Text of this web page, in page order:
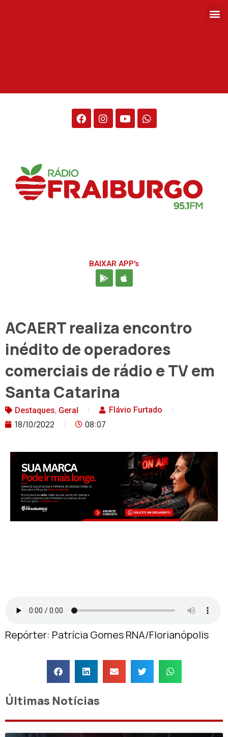
BAIXAR APP's
ACAERT realiza encontro
inédito de operadores
comerciais de rádio e TV em
Santa Catarina
Destaques, Geral Flávio Furtado
18/10/2022 08:07
Repórter: Patrícia Gomes RNA/Florianópolis
Últimas Notícias